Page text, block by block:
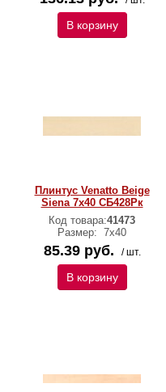
В корзину
Плинтус Venatto Beige
Siena 7x40 СБ428Рк
Код товара:41473
Размер: 7х40
85.39 руб. / шт.
В корзину